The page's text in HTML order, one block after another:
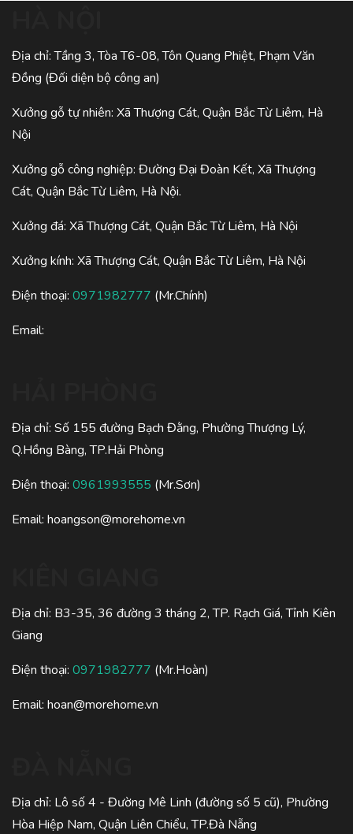
Địa chỉ: Tầng 3, Tòa T6-08, Tôn Quang Phiệt, Phạm Văn
Đồng (Đối diện bộ công an)
Xưởng gỗ tự nhiên: Xã Thượng Cát, Quận Bắc Từ Liêm, Hà
Nội
Xưởng gỗ công nghiệp: Đường Đại Đoàn Kết, Xã Thượng
Cát, Quận Bắc Từ Liêm, Hà Nội.
Xưởng đá: Xã Thượng Cát, Quận Bắc Từ Liêm, Hà Nội
Xưởng kính: Xã Thượng Cát, Quận Bắc Từ Liêm, Hà Nội
Điện thoại: 0971982777 (Mr.Chính)
Email:
Địa chỉ: Số 155 đường Bạch Đằng, Phường Thượng Lý,
Q.Hồng Bàng, TP.Hải Phòng
Điện thoại: 0961993555 (Mr.Sơn)
Email: hoangson@morehome.vn
Địa chỉ: B3-35, 36 đường 3 tháng 2, TP. Rạch Giá, Tỉnh Kiên
Giang
Điện thoại: 0971982777 (Mr.Hoàn)
Email: hoan@morehome.vn
Địa chỉ: Lô số 4 - Đường Mê Linh (đường số 5 cũ), Phường
Hòa Hiệp Nam, Quận Liên Chiểu, TP.Đà Nẵng